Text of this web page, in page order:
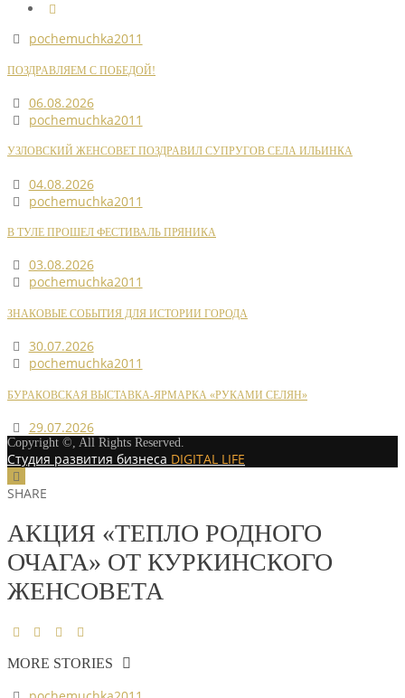
pochemuchka2011
ПОЗДРАВЛЯЕМ С ПОБЕДОЙ!
06.08.2026
pochemuchka2011
УЗЛОВСКИЙ ЖЕНСОВЕТ ПОЗДРАВИЛ СУПРУГОВ СЕЛА ИЛЬИНКА
04.08.2026
pochemuchka2011
В ТУЛЕ ПРОШЕЛ ФЕСТИВАЛЬ ПРЯНИКА
03.08.2026
pochemuchka2011
ЗНАКОВЫЕ СОБЫТИЯ ДЛЯ ИСТОРИИ ГОРОДА
30.07.2026
pochemuchka2011
БУРАКОВСКАЯ ВЫСТАВКА-ЯРМАРКА «РУКАМИ СЕЛЯН»
29.07.2026
Copyright ©, All Rights Reserved.
Студия развития бизнеса DIGITAL LIFE
SHARE
АКЦИЯ «ТЕПЛО РОДНОГО
ОЧАГА» ОТ КУРКИНСКОГО
ЖЕНСОВЕТА
MORE STORIES